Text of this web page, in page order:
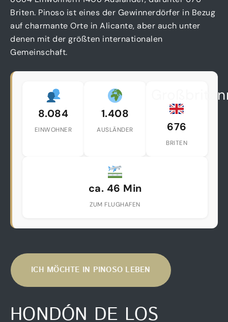
Briten. Pinoso ist eines der Gewinnerdörfer in Bezug
auf charmante Orte in Alicante, aber auch unter
denen mit der größten internationalen
Gemeinschaft.
8.084
EINWOHNER
1.408
AUSLÄNDER 676
BRITEN
ca. 46 Min
ZUM FLUGHAFEN
ICH MÖCHTE IN PINOSO LEBEN
HONDÓN DE LOS